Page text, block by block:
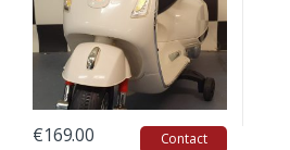
€169.00 Contact